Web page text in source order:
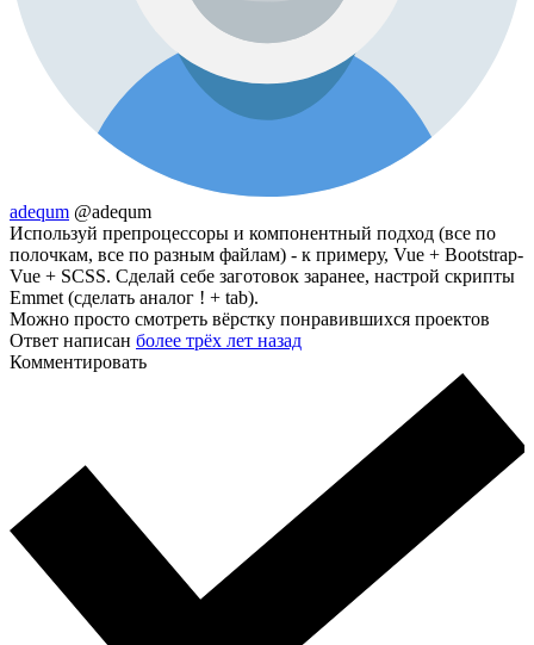
adequm @adequm
Используй препроцессоры и компонентный подход (все по
полочкам, все по разным файлам) - к примеру, Vue + Bootstrap-
Vue + SCSS. Сделай себе заготовок заранее, настрой скрипты
Emmet (сделать аналог ! + tab).
Можно просто смотреть вёрстку понравившихся проектов
Ответ написан более трёх лет назад
Комментировать